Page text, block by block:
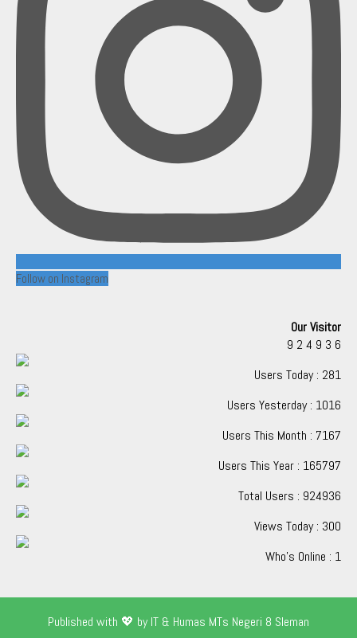
Follow on Instagram
Our Visitor
9 2 4 9 3 6
Users Today : 281
Users Yesterday : 1016
Users This Month : 7167
Users This Year : 165797
Total Users : 924936
Views Today : 300
Who's Online : 1
Published with 💖 by IT & Humas MTs Negeri 8 Sleman